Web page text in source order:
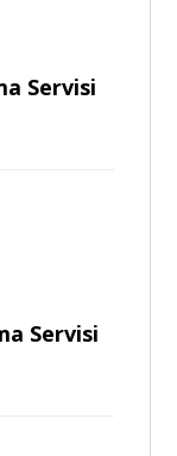
Servisi
Servisi